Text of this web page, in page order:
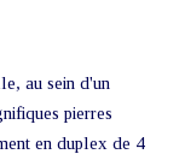
au sein d'un
pierres
en duplex de 4